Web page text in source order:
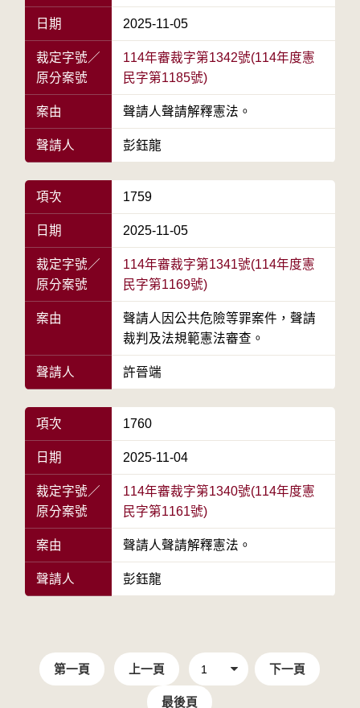
日期 2025-11-05
裁定字號／
原分案號
114年審裁字第1342號(114年度憲
民字第1185號)
案由 聲請人聲請解釋憲法。
聲請人 彭鈺龍
項次 1759
日期 2025-11-05
裁定字號／
原分案號
114年審裁字第1341號(114年度憲
民字第1169號)
案由
聲請人因公共危險等罪案件，聲請
裁判及法規範憲法審查。
聲請人 許晉端
項次 1760
日期 2025-11-04
裁定字號／
原分案號
114年審裁字第1340號(114年度憲
民字第1161號)
案由 聲請人聲請解釋憲法。
聲請人 彭鈺龍
第一頁 上一頁 下一頁
最後頁